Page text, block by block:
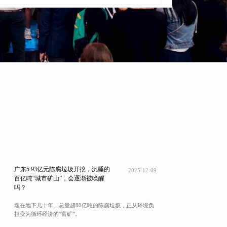
广东5.93亿元陈腐垃圾开挖，沉睡的
百亿吨“城市矿山”，会逐渐被唤醒
吗？
2025-12-09
埋在地下几十年，总量超80亿吨的陈腐垃圾，正从环境负
担变为循环经济的“富矿”。